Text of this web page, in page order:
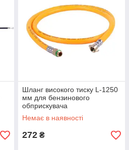
Шланг високого тиску L-1250
мм для бензинового
обприскувача
Немає в наявності
272 ₴